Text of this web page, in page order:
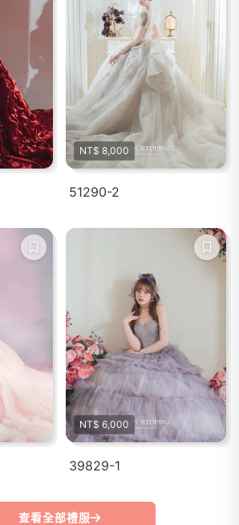
NT$ 8,000
51290-2
NT$ 6,000
39829-1
查看全部禮服